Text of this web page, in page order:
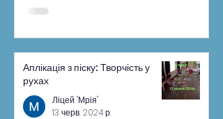
Аплікація з піску: Творчість у
рухах
Ліцей "Мрія"
13 черв. 2024 р.